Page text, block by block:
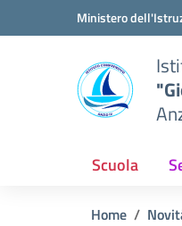
Vai ai contenuti
Vai al menu di navigazione
Ministero
Scuola
Home